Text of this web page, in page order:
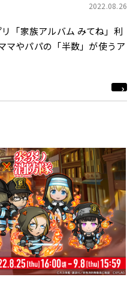
2022.08.26
「家族アルバム みてね」利
マやパパの「半数」が使うア